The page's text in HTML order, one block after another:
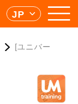
JP
[ユニバー